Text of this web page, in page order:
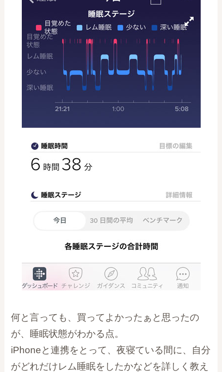
何と言っても、買ってよかったぁと思ったの
が、睡眠状態がわかる点。
iPhoneと連携をとって、夜寝ている間に、自分
がどれだけレム睡眠をしたかなどを詳しく教え